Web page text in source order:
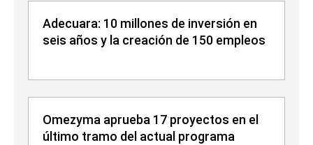
Adecuara: 10 millones de inversión en
seis años y la creación de 150 empleos
Omezyma aprueba 17 proyectos en el
último tramo del actual programa